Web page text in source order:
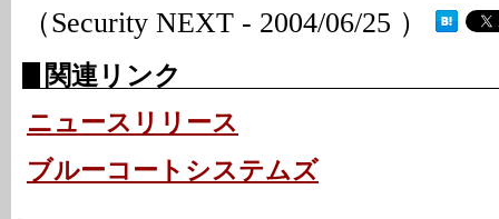
（Security NEXT - 2004/06/25 ）
関連リンク
ニュースリリース
ブルーコートシステムズ